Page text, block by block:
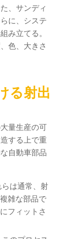
、サンディ
に、システ
み立てる。
色、大きさ
る射出
量生産の可
する上で重
自動車部品
らは通常、射
雑な部品で
フィットさ